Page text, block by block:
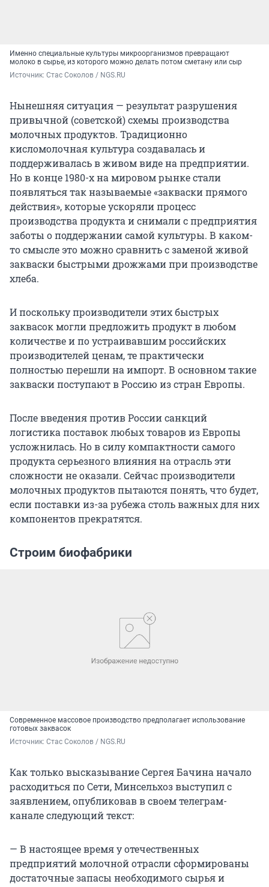
Именно специальные культуры микроорганизмов превращают
молоко в сырье, из которого можно делать потом сметану или сыр
Источник: Стас Соколов / NGS.RU
Нынешняя ситуация — результат разрушения
привычной (советской) схемы производства
молочных продуктов. Традиционно
кисломолочная культура создавалась и
поддерживалась в живом виде на предприятии.
Но в конце 1980-х на мировом рынке стали
появляться так называемые «закваски прямого
действия», которые ускоряли процесс
производства продукта и снимали с предприятия
заботы о поддержании самой культуры. В каком-
то смысле это можно сравнить с заменой живой
закваски быстрыми дрожжами при производстве
хлеба.
И поскольку производители этих быстрых
заквасок могли предложить продукт в любом
количестве и по устраивавшим российских
производителей ценам, те практически
полностью перешли на импорт. В основном такие
закваски поступают в Россию из стран Европы.
После введения против России санкций
логистика поставок любых товаров из Европы
усложнилась. Но в силу компактности самого
продукта серьезного влияния на отрасль эти
сложности не оказали. Сейчас производители
молочных продуктов пытаются понять, что будет,
если поставки из-за рубежа столь важных для них
компонентов прекратятся.
Строим биофабрики
Современное массовое производство предполагает использование
готовых заквасок
Источник: Стас Соколов / NGS.RU
Как только высказывание Сергея Бачина начало
расходиться по Сети, Минсельхоз выступил с
заявлением, опубликовав в своем телеграм-
канале следующий текст:
— В настоящее время у отечественных
предприятий молочной отрасли сформированы
достаточные запасы необходимого сырья и